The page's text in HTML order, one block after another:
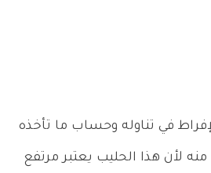
في تناوله وحساب ما تأخذه
لأن هذا الحليب يعتبر مرتفع